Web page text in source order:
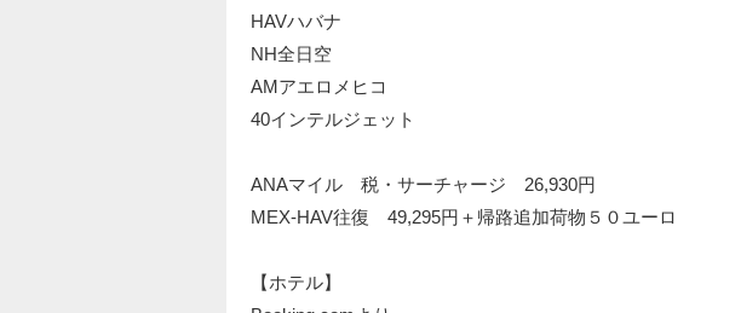
HAVハバナ
NH全日空
AMアエロメヒコ
40インテルジェット
ANAマイル 税・サーチャージ 26,930円
MEX-HAV往復 49,295円＋帰路追加荷物５０ユーロ
【ホテル】